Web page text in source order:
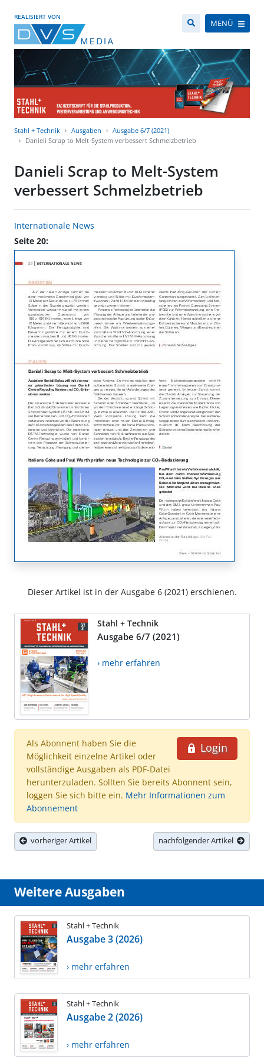
REALISIERT VON
MENÜ
Stahl + Technik Ausgaben
Ausgabe 6/7 (2021)
Danieli Scrap to Melt-System verbessert Schmelzbetrieb
Danieli Scrap to Melt-System
verbessert Schmelzbetrieb
Internationale News
Seite 20:
Dieser Artikel ist in der Ausgabe 6 (2021) erschienen.
Stahl + Technik
Ausgabe 6/7 (2021)
› mehr erfahren
Login
Als Abonnent haben Sie die
Möglichkeit einzelne Artikel oder
vollständige Ausgaben als PDF-Datei
herunterzuladen. Sollten Sie bereits Abonnent sein,
loggen Sie sich bitte ein. Mehr Informationen zum
Abonnement
vorheriger Artikel nachfolgender Artikel
Weitere Ausgaben
Stahl + Technik
Ausgabe 3 (2026)
› mehr erfahren
Stahl + Technik
Ausgabe 2 (2026)
› mehr erfahren